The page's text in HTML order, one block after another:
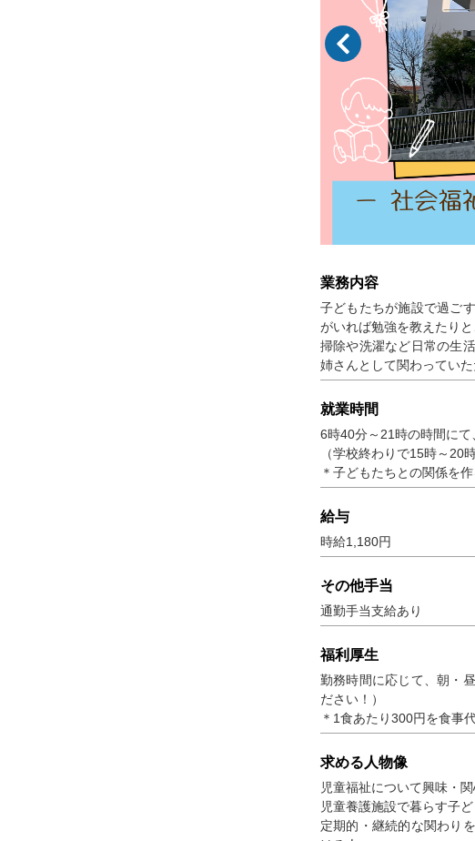
業務内容
子どもたちが施設で過ご
がいれば勉強を教えたり
掃除や洗濯など日常の生
姉さんとして関わっていた
就業時間
6時40分～21時の時間にて
（学校終わりで15時～20
＊子どもたちとの関係を
給与
時給1,180円
その他手当
通勤手当支給あり
福利厚生
勤務時間に応じて、朝・
ださい！）
＊1食あたり300円を食事
求める人物像
児童福祉について興味・
児童養護施設で暮らす子
定期的・継続的な関わり